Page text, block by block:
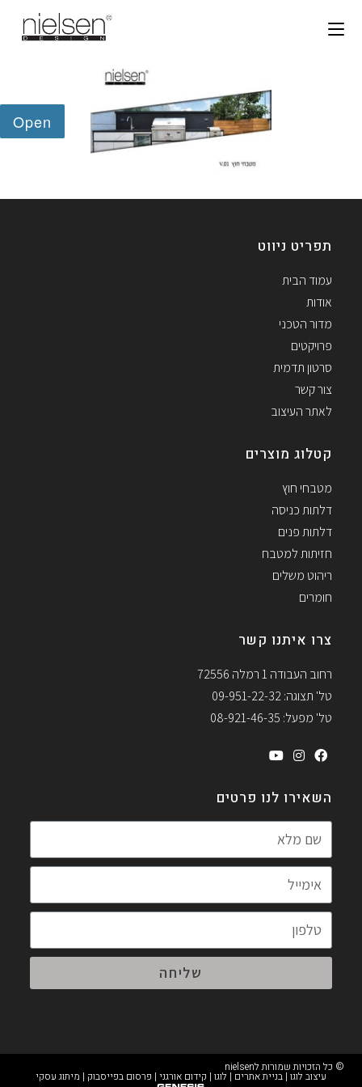
תפריט ניווט
עמוד הבית
אודות
מדור הטכני
פרויקטים
סרטון תדמית
צור קשר
לאתר העיצוב
קטלוג מוצרים
מטבחי חוץ
דלתות כניסה
דלתות פנים
חזיתות למטבח
ריהוט משלים
חומרים
צרו איתנו קשר
רחוב העבודה 1 רמלה 72556
טל' תצוגה: 09-951-22-32
טל' מפעל: 08-921-46-35
השאירו לנו פרטים
שליחה
© כל הזכויות שמורות לnielsen
עיצוב לוגו | בניית אתרים | לוגו | קידום אורגני | פרסום בפייסבוק | מיתוג עסקי